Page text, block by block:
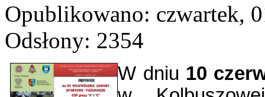
Opublikowano: czwartek,
Odsłony: 2354
W dniu 10